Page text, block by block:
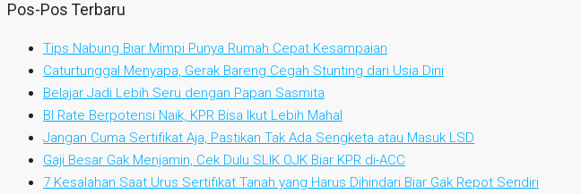
Pos-Pos Terbaru
Tips Nabung Biar Mimpi Punya Rumah Cepat Kesampaian
Caturtunggal Menyapa, Gerak Bareng Cegah Stunting dari Usia Dini
Belajar Jadi Lebih Seru dengan Papan Sasmita
BI Rate Berpotensi Naik, KPR Bisa Ikut Lebih Mahal
Jangan Cuma Sertifikat Aja, Pastikan Tak Ada Sengketa atau Masuk LSD
Gaji Besar Gak Menjamin, Cek Dulu SLIK OJK Biar KPR di-ACC
7 Kesalahan Saat Urus Sertifikat Tanah yang Harus Dihindari Biar Gak Repot Sendiri